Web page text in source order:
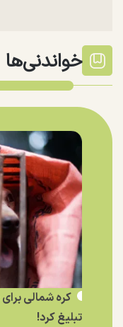
خواندنی‌ها
کره شمالی
تبلیغ کرد!